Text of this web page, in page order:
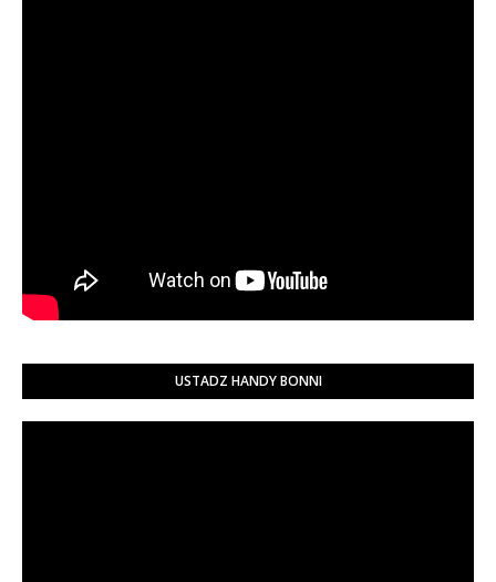
USTADZ HANDY BONNI